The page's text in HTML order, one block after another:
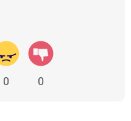
0 0